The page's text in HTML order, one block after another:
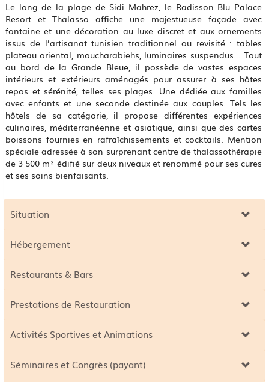
Le long de la plage de Sidi Mahrez, le Radisson Blu Palace
Resort et Thalasso affiche une majestueuse façade avec
fontaine et une décoration au luxe discret et aux ornements
issus de l’artisanat tunisien traditionnel ou revisité : tables
plateau oriental, moucharabiehs, luminaires suspendus... Tout
au bord de la Grande Bleue, il possède de vastes espaces
intérieurs et extérieurs aménagés pour assurer à ses hôtes
repos et sérénité, telles ses plages. Une dédiée aux familles
avec enfants et une seconde destinée aux couples. Tels les
hôtels de sa catégorie, il propose différentes expériences
culinaires, méditerranéenne et asiatique, ainsi que des cartes
boissons fournies en rafraîchissements et cocktails. Mention
spéciale adressée à son surprenant centre de thalassothérapie
de 3 500 m² édifié sur deux niveaux et renommé pour ses cures
et ses soins bienfaisants.
Situation
Hébergement
Restaurants & Bars
Prestations de Restauration
Activités Sportives et Animations
Séminaires et Congrès (payant)